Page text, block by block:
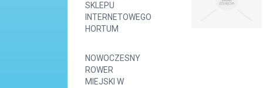
SKLEPU
INTERNETOWEGO
HORTUM
NOWOCZESNY
ROWER
MIEJSKI W